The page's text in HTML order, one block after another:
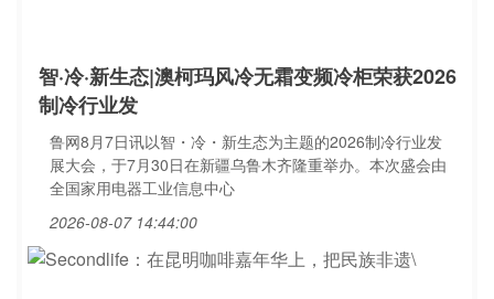
智·冷·新生态|澳柯玛风冷无霜变频冷柜荣获2026
制冷行业发
鲁网8月7日讯以智・冷・新生态为主题的2026制冷行业发
展大会，于7月30日在新疆乌鲁木齐隆重举办。本次盛会由
全国家用电器工业信息中心
2026-08-07 14:44:00